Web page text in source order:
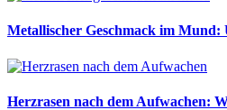
Metallischer Geschmack im Mund:
Herzrasen nach dem Aufwachen: